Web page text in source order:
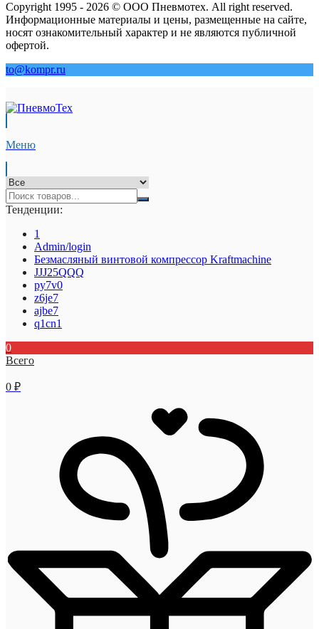
Copyright 1995 - 2026 © ООО Пневмотех. All right reserved.
Информационные материалы и цены, размещенные на сайте,
носят ознакомительный характер и не являются публичной
офертой.
to@kompr.ru
Меню
Тенденции:
1
Admin/login
Безмасляный винтовой компрессор Kraftmaсhine
JJJ25QQQ
py7v0
z6je7
ajbe7
q1cn1
0
Всего
0 ₽